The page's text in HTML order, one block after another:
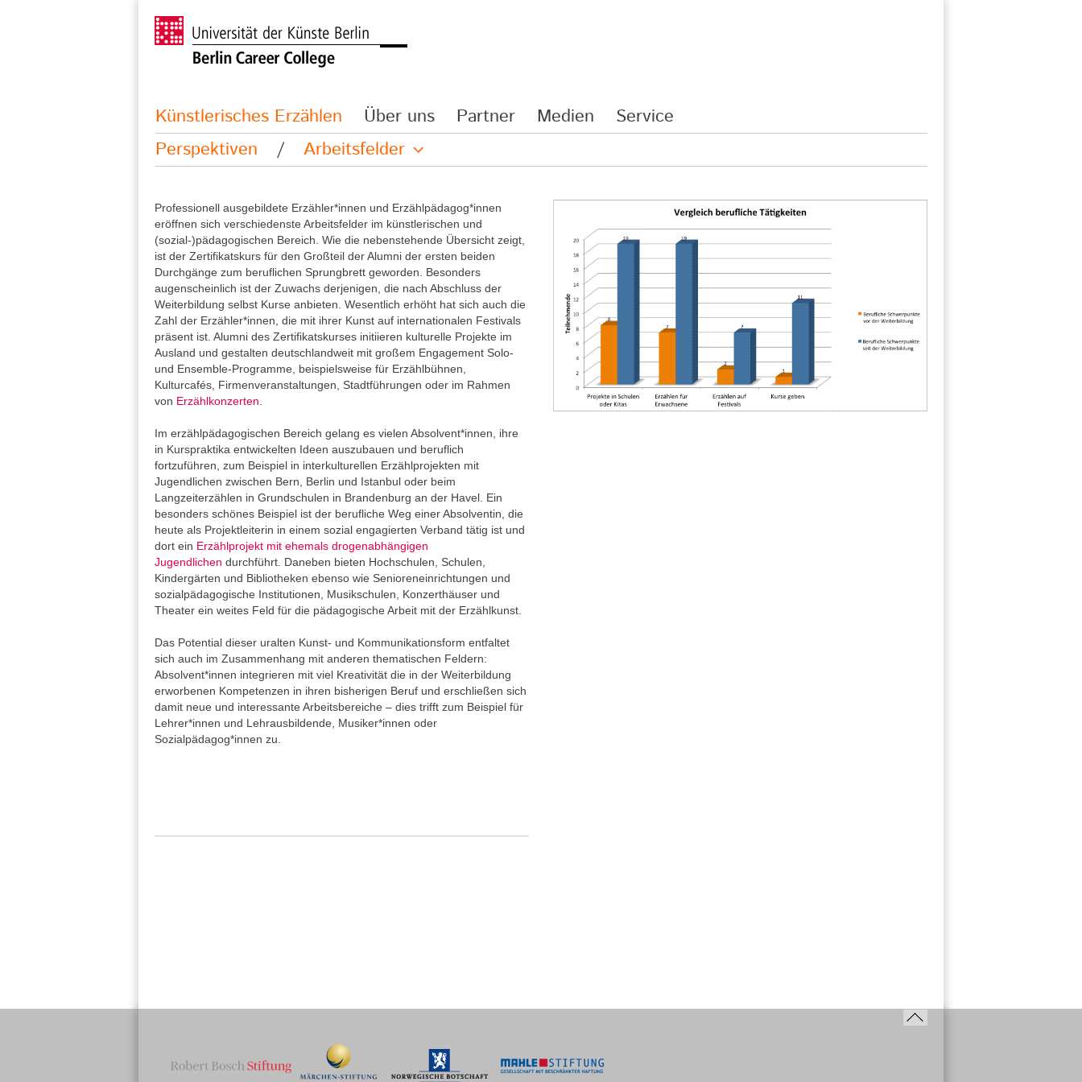
Künstlerisches Erzählen Über uns Partner Medien
Service
Perspektiven
/ Arbeitsfelder
Professionell ausgebildete Erzähler*innen und Erzählpädagog*innen
eröffnen sich verschiedenste Arbeitsfelder im künstlerischen und
(sozial-)pädagogischen Bereich. Wie die nebenstehende Übersicht zeigt,
ist der Zertifikatskurs für den Großteil der Alumni der ersten beiden
Durchgänge zum beruflichen Sprungbrett geworden. Besonders
augenscheinlich ist der Zuwachs derjenigen, die nach Abschluss der
Weiterbildung selbst Kurse anbieten. Wesentlich erhöht hat sich auch die
Zahl der Erzähler*innen, die mit ihrer Kunst auf internationalen Festivals
präsent ist. Alumni des Zertifikatskurses initiieren kulturelle Projekte im
Ausland und gestalten deutschlandweit mit großem Engagement Solo-
und Ensemble-Programme, beispielsweise für Erzählbühnen,
Kulturcafés, Firmenveranstaltungen, Stadtführungen oder im Rahmen
von Erzählkonzerten
Im erzählpädagogischen Bereich gelang es vielen Absolvent*innen, ihre
in Kurspraktika entwickelten Ideen auszubauen und beruflich
fortzuführen, zum Beispiel in interkulturellen Erzählprojekten mit
Jugendlichen zwischen Bern, Berlin und Istanbul oder beim
Langzeiterzählen in Grundschulen in Brandenburg an der Havel. Ein
besonders schönes Beispiel ist der berufliche Weg einer Absolventin, die
heute als Projektleiterin in einem sozial engagierten Verband tätig ist und
dort ein Erzählprojekt mit ehemals drogenabhängigen
Jugendlichen durchführt. Daneben bieten Hochschulen, Schulen,
Kindergärten und Bibliotheken ebenso wie Senioreneinrichtungen und
sozialpädagogische Institutionen, Musikschulen, Konzerthäuser und
Theater ein weites Feld für die pädagogische Arbeit mit der Erzählkunst.
Das Potential dieser uralten Kunst- und Kommunikationsform entfaltet
sich auch im Zusammenhang mit anderen thematischen Feldern:
Absolvent*innen integrieren mit viel Kreativität die in der Weiterbildung
erworbenen Kompetenzen in ihren bisherigen Beruf und erschließen sich
damit neue und interessante Arbeitsbereiche – dies trifft zum Beispiel für
Lehrer*innen und Lehrausbildende, Musiker*innen oder
Sozialpädagog*innen zu.